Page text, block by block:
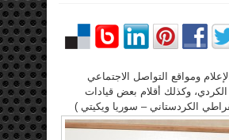
ومواقع التواصل الاجتماعي
الكردي، وكذلك أقلام بعض قيادات
الكردستاني – سوريا ويكيتي )